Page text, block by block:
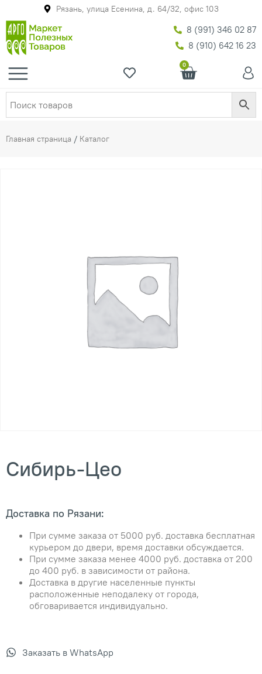
Рязань, улица Есенина, д. 64/32, офис 103
8 (991) 346 02 87
8 (910) 642 16 23
0
Главная страница / Каталог
Сибирь-Цео
Доставка по Рязани:
При сумме заказа от 5000 руб. доставка бесплатная
курьером до двери, время доставки обсуждается.
При сумме заказа менее 4000 руб. доставка от 200
до 400 руб. в зависимости от района.
Доставка в другие населенные пункты
расположенные неподалеку от города,
обговаривается индивидуально.
Заказать в WhatsApp